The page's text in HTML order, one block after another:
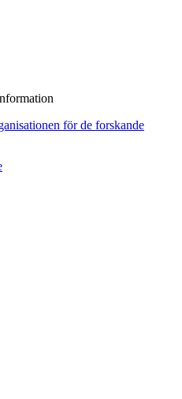
för de forskande